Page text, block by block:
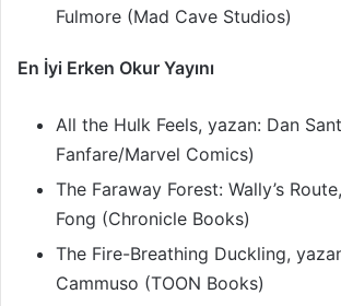
Fulmore (Mad Cave Studios)
En İyi Erken Okur Yayını
All the Hulk Feels, yazan: Dan
Fanfare/Marvel Comics)
The Faraway Forest: Wally’s
Fong (Chronicle Books)
The Fire-Breathing Duckling,
Cammuso (TOON Books)